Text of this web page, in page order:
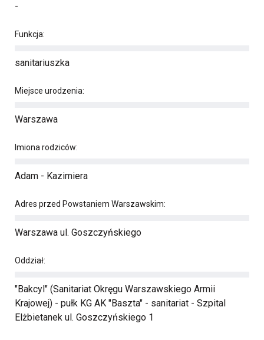
-
Funkcja:
sanitariuszka
Miejsce urodzenia:
Warszawa
Imiona rodziców:
Adam - Kazimiera
Adres przed Powstaniem Warszawskim:
Warszawa ul. Goszczyńskiego
Oddział:
"Bakcyl" (Sanitariat Okręgu Warszawskiego Armii
Krajowej) - pułk KG AK "Baszta" - sanitariat - Szpital
Elżbietanek ul. Goszczyńskiego 1